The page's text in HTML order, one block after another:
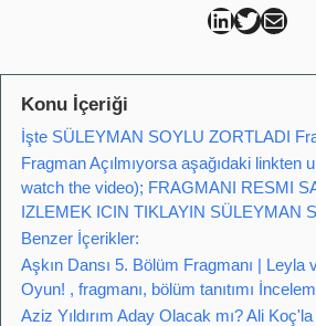
Can Kütahya Linkedin
Can Kütahya Twitter
Can Kütahya Mail
Konu İçeriği
İşte SÜLEYMAN SOYLU ZORTLADI
Fragman Açılmıyorsa aşağıdaki linkten
watch the video); FRAGMANI RESMI
IZLEMEK ICIN TIKLAYIN SÜLEYMAN
Benzer İçerikler:
Aşkın Dansı 5. Bölüm Fragmanı | Leyla
Oyun! , fragmanı, bölüm tanıtımı
Aziz Yıldırım Aday Olacak mı? Ali Koç'la